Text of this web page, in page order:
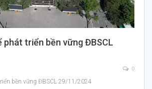
phát triển bền vững ĐBSCL
0
bền vững ĐBSCL 29/11/2024